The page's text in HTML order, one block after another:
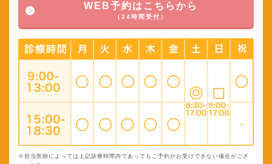
WEB予約はこちらから
（24時間受付）
※担当医師によっては上記診療時間内であってもご予約がお受けできない場合がござ